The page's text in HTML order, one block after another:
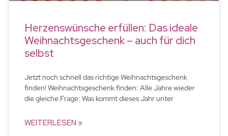
Herzenswünsche erfüllen: Das ideale
Weihnachtsgeschenk – auch für dich
selbst
Jetzt noch schnell das richtige Weihnachtsgeschenk
finden! Weihnachtsgeschenk finden: Alle Jahre wieder
die gleiche Frage: Was kommt dieses Jahr unter
WEITERLESEN »